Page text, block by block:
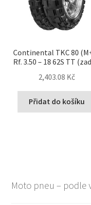
Continental TKC 80
Rf. 3.50 – 18 62S TT
2,403.08 Kč
Přidat do košíku
Moto pneu – podle